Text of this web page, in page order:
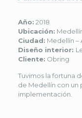
Año: 2018
Ubicación:
Ciudad: Medellín –
Diseño interior:
Cliente: Obring
Tuvimos la fortuna
de Medellín con un
implementación.